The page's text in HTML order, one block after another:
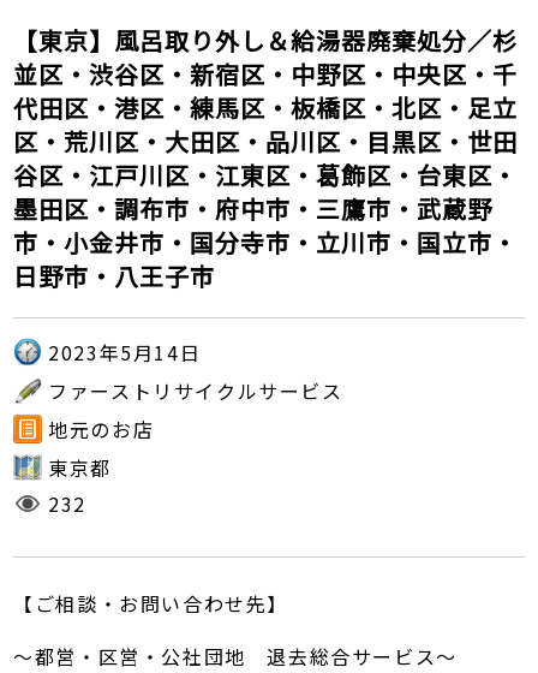
【東京】風呂取り外し＆給湯器廃棄処分／杉
並区・渋谷区・新宿区・中野区・中央区・千
代田区・港区・練馬区・板橋区・北区・足立
区・荒川区・大田区・品川区・目黒区・世田
谷区・江戸川区・江東区・葛飾区・台東区・
墨田区・調布市・府中市・三鷹市・武蔵野
市・小金井市・国分寺市・立川市・国立市・
日野市・八王子市
2023年5月14日
ファーストリサイクルサービス
地元のお店
東京都
232
【ご相談・お問い合わせ先】
～都営・区営・公社団地 退去総合サービス～